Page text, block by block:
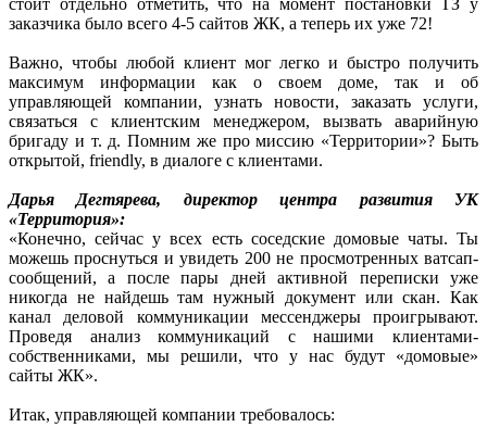
заказчика было всего 4-5 сайтов ЖК, а теперь их уже 72!
Важно, чтобы любой клиент мог легко и быстро получить
максимум информации как о своем доме, так и об
управляющей компании, узнать новости, заказать услуги,
связаться с клиентским менеджером, вызвать аварийную
бригаду и т. д. Помним же про миссию «Территории»? Быть
открытой, friendly, в диалоге с клиентами.
Дарья Дегтярева, директор центра развития УК
«Территория»:
«Конечно, сейчас у всех есть соседские домовые чаты. Ты
можешь проснуться и увидеть 200 не просмотренных ватсап-
сообщений, а после пары дней активной переписки уже
никогда не найдешь там нужный документ или скан. Как
канал деловой коммуникации мессенджеры проигрывают.
Проведя анализ коммуникаций с нашими клиентами-
собственниками, мы решили, что у нас будут «домовые»
сайты ЖК».
Итак, управляющей компании требовалось: